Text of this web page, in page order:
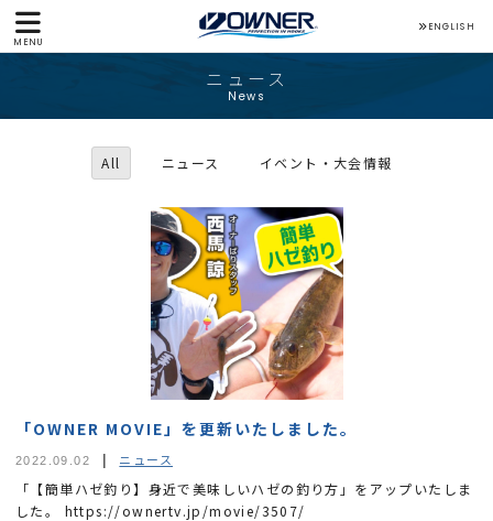
MENU
ENGLISH
ニュース
News
All ニュース イベント・大会情報
「OWNER MOVIE」を更新いたしました。
2022.09.02 ニュース
「【簡単ハゼ釣り】身近で美味しいハゼの釣り方」をアップいたしま
した。 https://ownertv.jp/movie/3507/